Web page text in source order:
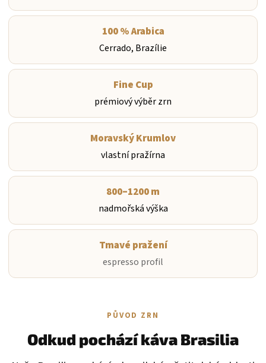
100 % Arabica
Cerrado, Brazílie
Fine Cup
prémiový výběr zrn
Moravský Krumlov
vlastní pražírna
800–1200 m
nadmořská výška
Tmavé pražení
espresso profil
PŮVOD ZRN
Odkud pochází káva Brasilia